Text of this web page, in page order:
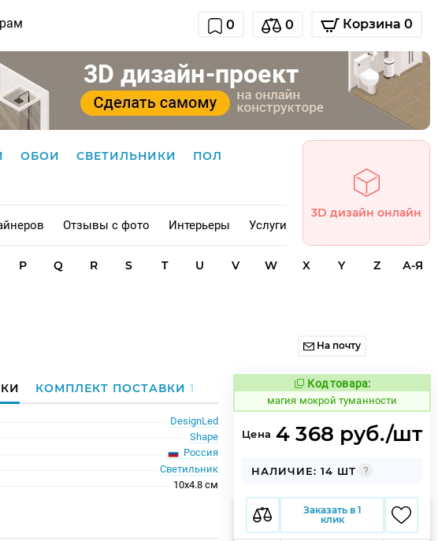
0 0 Корзина 0
ОБОИ СВЕТИЛЬНИКИ ПОЛ
Отзывы с фото Интерьеры Услуги
3D дизайн онлайн
P Q R S T U V W X Y Z А-Я
На почту
КОМПЛЕКТ ПОСТАВКИ1
DesignLed
Shape
Россия
Светильник
10x4.8 см
Код товара:
913609 Код товара:
магия мокрой туманности
Цена 4 368 руб./шт
НАЛИЧИЕ: 14 ШТ
Заказать в 1
клик